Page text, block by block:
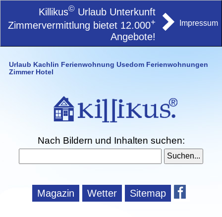
Killikus© Urlaub Unterkunft
Zimmervermittlung bietet 12.000+
Angebote!
Impressum
Urlaub Kachlin Ferienwohnung Usedom Ferienwohnungen
Zimmer Hotel
Nach Bildern und Inhalten suchen:
Magazin Wetter Sitemap